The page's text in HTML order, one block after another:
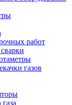
работ
газов